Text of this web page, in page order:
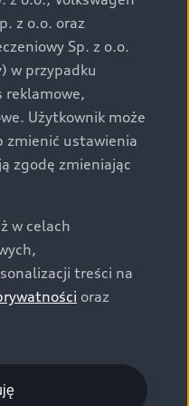
wyposażenia i
umowie sprzedaży, a
zawiera
Zastrzegamy
Wszelkie informacje
na dzień ich
najnowszych
się z Partnerem Marki
samochody marki Audi
pod
recyklingu wymagania
i są zgodne z
wydanymi wg
wszystkim
Volkswagen sieci
z o.o. oraz
Sp. z o.o.
w przypadku
reklamowe,
Użytkownik może
zmienić ustawienia
zgodę zmieniając
w celach
treści na
oraz